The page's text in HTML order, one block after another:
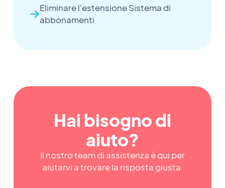
Eliminare l'estensione Sistema di
abbonamenti
Hai bisogno di
aiuto?
Il nostro team di assistenza è qui per
aiutarvi a trovare la risposta giusta.